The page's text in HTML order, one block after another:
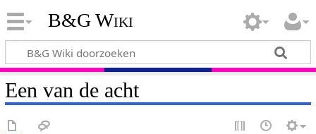
B&G Wiki
Een van de acht